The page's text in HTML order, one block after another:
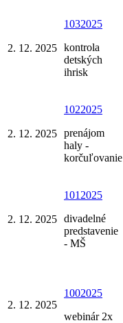
2. 12. 2025
1032025
kontrola
detských
ihrisk
2. 12. 2025
1022025
prenájom
haly -
korčuľovanie
2. 12. 2025
1012025
divadelné
predstavenie
- MŠ
2. 12. 2025
1002025
webinár 2x